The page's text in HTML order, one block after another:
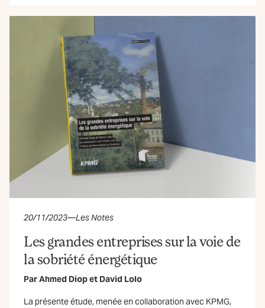
20/11/2023—Les Notes
Les grandes entreprises sur la voie de
la sobriété énergétique
ParAhmed Diopet David Lolo
La présente étude, menée en collaboration avec KPMG,